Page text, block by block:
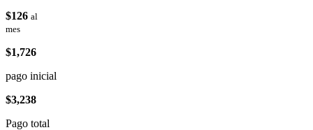
$126 al
mes
$1,726
pago inicial
$3,238
Pago total